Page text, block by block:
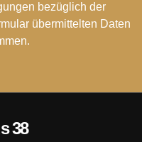
bezüglich der
übermittelten Daten